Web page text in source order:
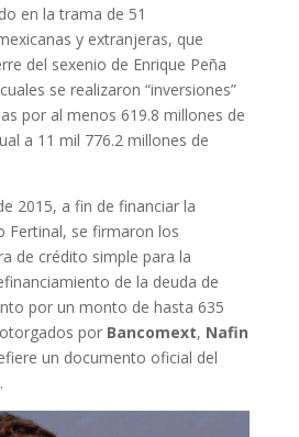
en la trama de 51
y extranjeras, que
del sexenio de Enrique Peña
se realizaron “inversiones”
por al menos 619.8 millones de
a 11 mil 776.2 millones de
2015, a fin de financiar la
Fertinal, se firmaron los
de crédito simple para la
de la deuda de
por un monto de hasta 635
por Bancomext, Nafin
un documento oficial del